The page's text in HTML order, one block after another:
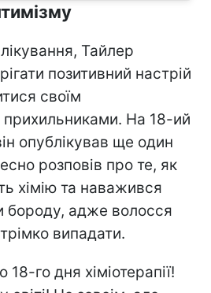
Тайлер
позитивний настрій
своїм
прихильниками. На 18-ий
опублікував ще один
розповів про те, як
хімію та наважився
бороду, адже волосся
випадати.
го дня хіміотерапії!